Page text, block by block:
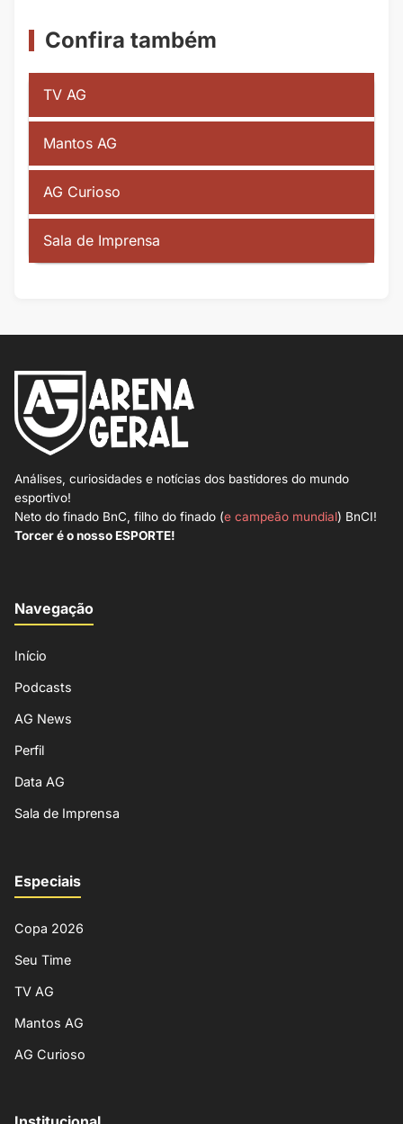
Confira também
TV AG
Mantos AG
AG Curioso
Sala de Imprensa
Análises, curiosidades e notícias dos bastidores do mundo
esportivo!
Neto do finado BnC, filho do finado (e campeão mundial) BnCI!
Torcer é o nosso ESPORTE!
Navegação
Início
Podcasts
AG News
Perfil
Data AG
Sala de Imprensa
Especiais
Copa 2026
Seu Time
TV AG
Mantos AG
AG Curioso